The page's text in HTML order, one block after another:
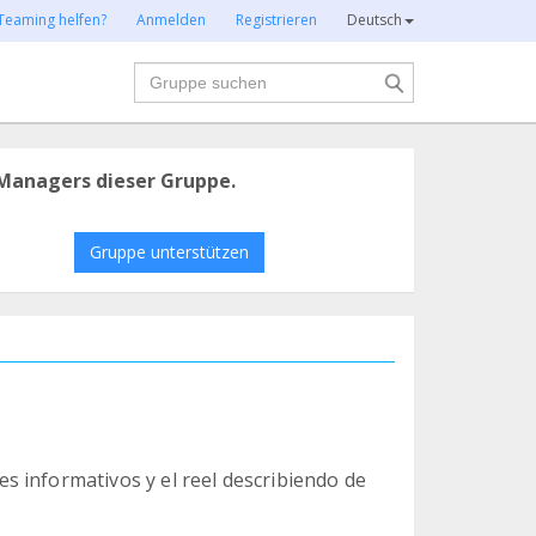
helfen? Anmelden Registrieren Deutsch
Suche
dieser Gruppe.
Gruppe unterstützen
informativos y el reel describiendo de